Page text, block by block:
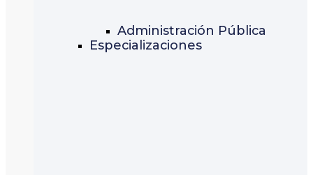
Administración Pública
Especializaciones